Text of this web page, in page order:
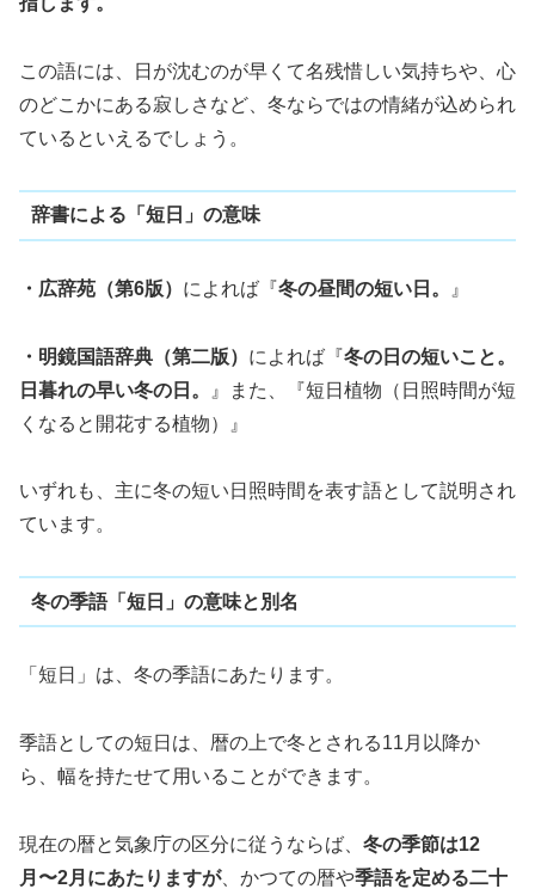
この語には、日が沈むのが早くて名残惜しい気持ちや、心
のどこかにある寂しさなど、冬ならではの情緒が込められ
ているといえるでしょう。
辞書による「短日」の意味
・広辞苑（第6版） によれば『冬の昼間の短い日。 』
・明鏡国語辞典（第二版） によれば『冬の日の短いこと。
日暮れの早い冬の日。
』また、『短日植物（日照時間が短
くなると開花する植物）』
いずれも、主に冬の短い日照時間を表す語として説明され
ています。
冬の季語「短日」の意味と別名
「短日」は、冬の季語にあたります。
季語としての短日は、暦の上で冬とされる11月以降か
ら、幅を持たせて用いることができます。
現在の暦と気象庁の区分に従うならば、 冬の季節は12
月〜2月にあたりますが、かつての暦や季語を定める二十